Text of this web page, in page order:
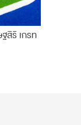
สิริ เกรท